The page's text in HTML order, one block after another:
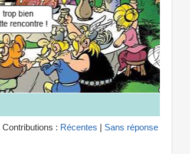
Contributions : Récentes | Sans réponse